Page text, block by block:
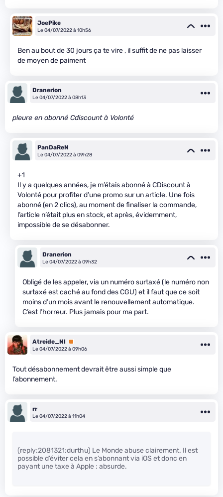
JoePike
Le 04/07/2022 à 10h56
Ben au bout de 30 jours ça te vire , il suffit de ne pas laisser
de moyen de paiment
Dranerion
Le 04/07/2022 à 08h13
pleure en abonné Cdiscount à Volonté
PanDaReN
Le 04/07/2022 à 09h28
+1
Il y a quelques années, je m’étais abonné à CDiscount à
Volonté pour profiter d’une promo sur un article. Une fois
abonné (en 2 clics), au moment de finaliser la commande,
l’article n’était plus en stock, et après, évidemment,
impossible de se désabonner.
Dranerion
Le 04/07/2022 à 09h32
Obligé de les appeler, via un numéro surtaxé (le numéro non
surtaxé est caché au fond des CGU) et il faut que ce soit
moins d’un mois avant le renouvellement automatique.
C’est l’horreur. Plus jamais pour ma part.
Atreide_NI
Premium
Le 04/07/2022 à 09h06
Tout désabonnement devrait être aussi simple que
l’abonnement.
rr
Le 04/07/2022 à 11h04
(reply:2081321:durthu) Le Monde abuse clairement. Il est
possible d’éviter cela en s’abonnant via iOS et donc en
payant une taxe à Apple : absurde.